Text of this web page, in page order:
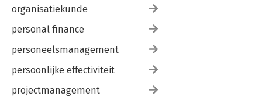
organisatiekunde
personal finance
personeelsmanagement
persoonlijke effectiviteit
projectmanagement